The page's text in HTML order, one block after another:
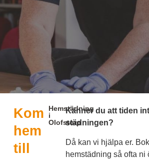
Kom
hem
till
Hemstädning
i
Olofstorp
Känner du att tiden
städningen?
Då kan vi hjälpa er.
hemstädning så ofta ni